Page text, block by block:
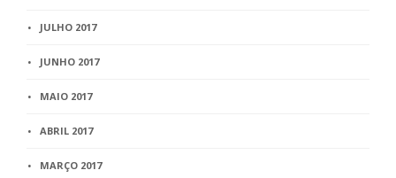
JULHO 2017
JUNHO 2017
MAIO 2017
ABRIL 2017
MARÇO 2017